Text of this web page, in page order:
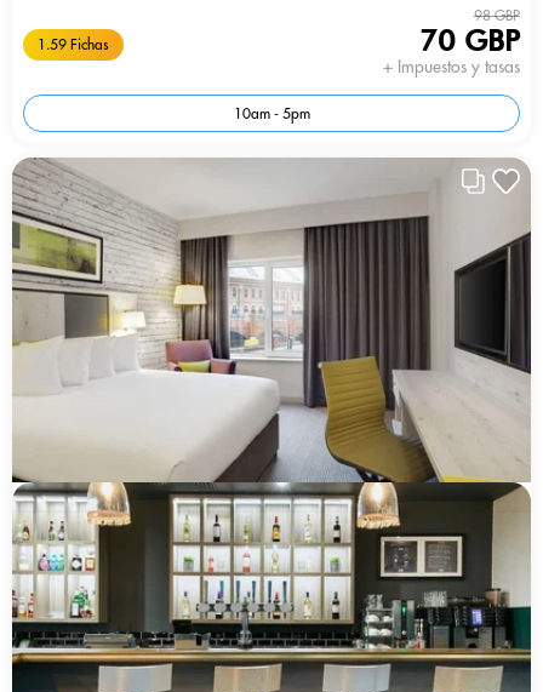
1.59 Fichas
98 GBP
70 GBP
+ Impuestos y tasas
10am - 5pm